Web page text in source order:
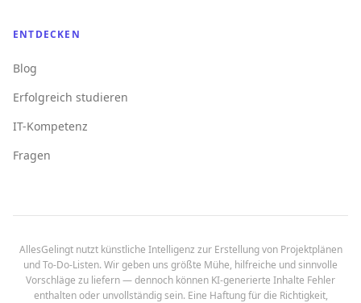
ENTDECKEN
Blog
Erfolgreich studieren
IT-Kompetenz
Fragen
AllesGelingt nutzt künstliche Intelligenz zur Erstellung von Projektplänen
und To-Do-Listen. Wir geben uns größte Mühe, hilfreiche und sinnvolle
Vorschläge zu liefern — dennoch können KI-generierte Inhalte Fehler
enthalten oder unvollständig sein. Eine Haftung für die Richtigkeit,